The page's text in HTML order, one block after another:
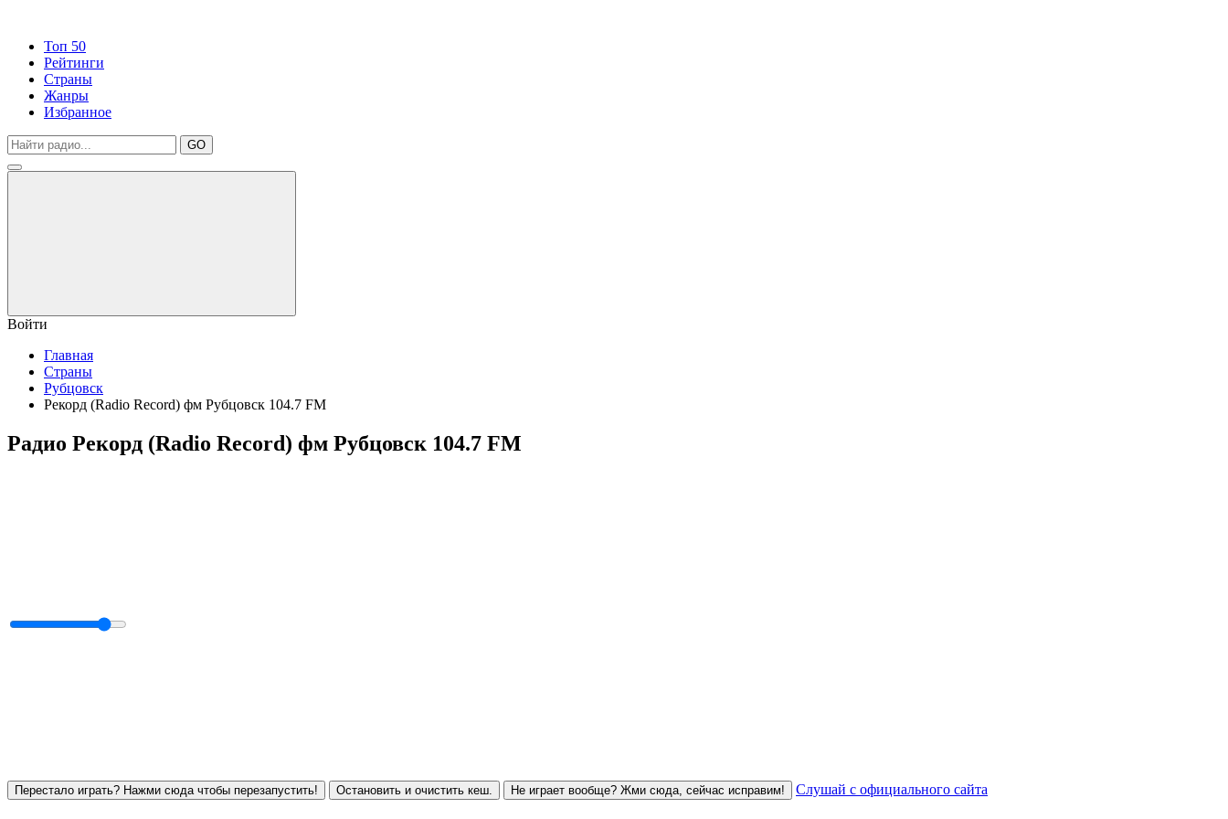
Топ 50
Рейтинги
Страны
Жанры
Избранное
GO
Войти
Главная
Страны
Рубцовск
Рекорд (Radio Record) фм Рубцовск 104.7 FM
Радио Рекорд (Radio Record) фм Рубцовск 104.7 FM
Перестало играть? Нажми сюда чтобы перезапустить! Остановить и очистить кеш. Не играет вообще? Жми сюда, сейчас исправим! Слушай с официального сайта